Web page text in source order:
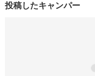
投稿したキャンパー